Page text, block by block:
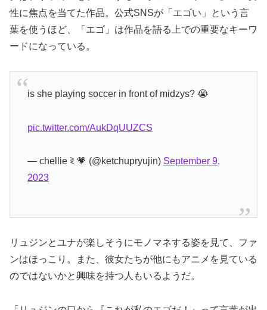
性に焦点を当てた作品。公式SNSが「エゴい」という言
葉を使うほど、「エゴ」は作品を語る上での重要なキーワ
ードになっている。
is she playing soccer in front of midzys? 😭
pic.twitter.com/AukDqUUZCS
— chellie ≷ 💗 (@ketchupryujin) September 9,
2023
リュジンとユナが楽しそうにモノマネする姿を見て、ファ
ンはほっこり。また、彼女たちが他にもアニメを見ている
のではないかと興味を持つ人もいるようだ。